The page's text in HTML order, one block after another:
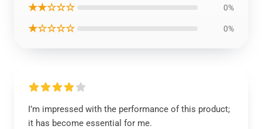
★★☆☆☆ 0%
★☆☆☆☆ 0%
I’m impressed with the performance of this product;
it has become essential for me.